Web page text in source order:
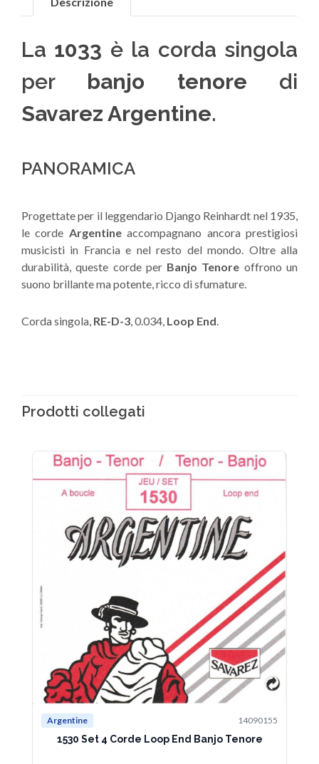
La 1033 è la corda singola
per banjo tenore di
Savarez Argentine.
PANORAMICA
Progettate per il leggendario Django Reinhardt nel 1935,
le corde Argentineaccompagnano ancora prestigiosi
musicisti in Francia e nel resto del mondo. Oltre alla
durabilità, queste corde per Banjo Tenore offrono un
suono brillante ma potente, ricco di sfumature.
Corda singola, RE-D-3, 0.034, Loop End.
Prodotti collegati
Argentine 14090155
1530 Set 4 Corde Loop End Banjo Tenore